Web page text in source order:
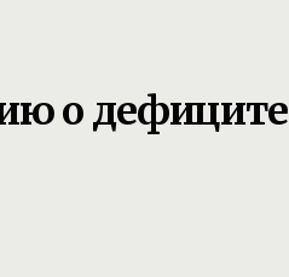
о дефиците